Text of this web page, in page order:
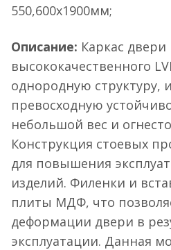
550,600х1900мм;
Описание: Каркас
высококачественного
однородную структуру,
превосходную
небольшой вес и
Конструкция стоевых
для повышения
изделий. Филенки и
плиты МДФ, что
деформации двери в
эксплуатации. Данная